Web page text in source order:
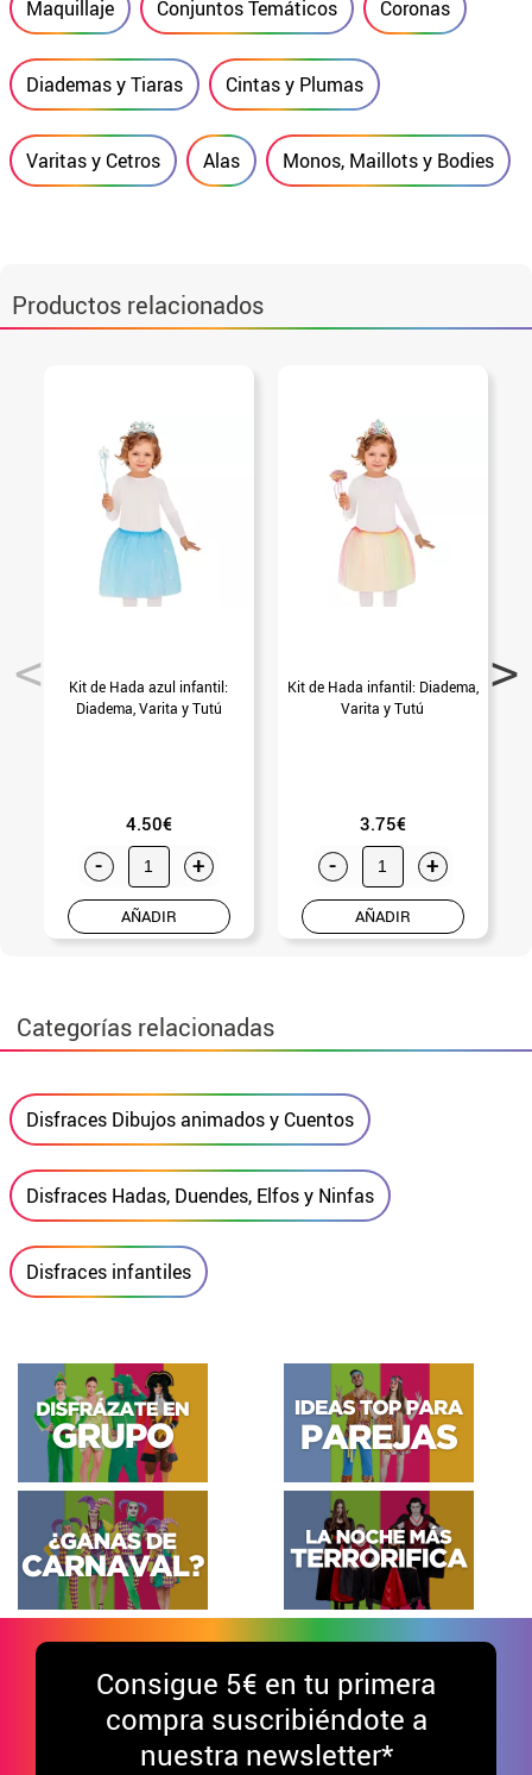
Maquillaje Conjuntos Temáticos Coronas
Diademas y Tiaras Cintas y Plumas
Varitas y Cetros Alas Monos, Maillots y Bodies
Productos relacionados
Kit de Hada azul infantil:
Diadema, Varita y Tutú
4.50€
- +
AÑADIR
Kit de Hada infantil: Diadema,
Varita y Tutú
3.75€
- +
AÑADIR
Categorías relacionadas
Disfraces Dibujos animados y Cuentos
Disfraces Hadas, Duendes, Elfos y Ninfas
Disfraces infantiles
Consigue 5€ en tu primera
compra suscribiéndote a
nuestra newsletter*